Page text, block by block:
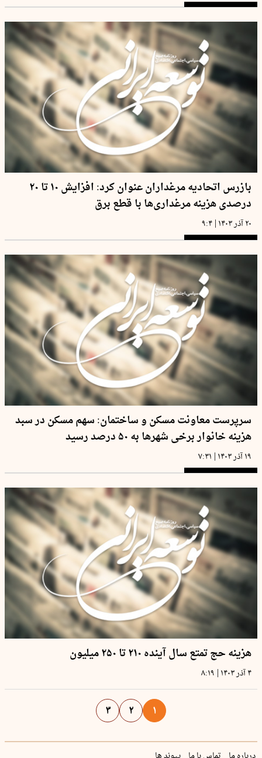
بازرس اتحادیه مرغداران عنوان کرد: افزایش ۱۰ تا ۲۰
درصدی هزینه مرغداری‌ها با قطع برق
۲۰ آذر ۱۴۰۳ | ۹:۴
سرپرست معاونت مسکن و ساختمان: سهم مسکن در سبد
هزینه خانوار برخی شهرها به ۵۰ درصد رسید
۱۹ آذر ۱۴۰۳ | ۷:۳۱
هزینه حج تمتع سال آینده ۲۱۰ تا ۲۵۰ میلیون
۴ آذر ۱۴۰۳ | ۸:۱۹
۱ ۲ ۳